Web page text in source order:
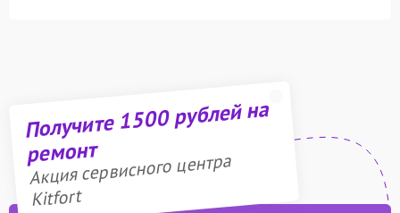
Получите 1500 рублей на
ремонт
Акция сервисного центра
Kitfort